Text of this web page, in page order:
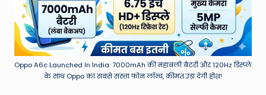
h
er
,
Oppo A6c Launched In India: 7000mAh की महाबली बैटरी और 120Hz डिस्प्ले
के साथ Oppo का सबसे सस्ता फोन लॉन्च, कीमत उड़ा देगी होश!